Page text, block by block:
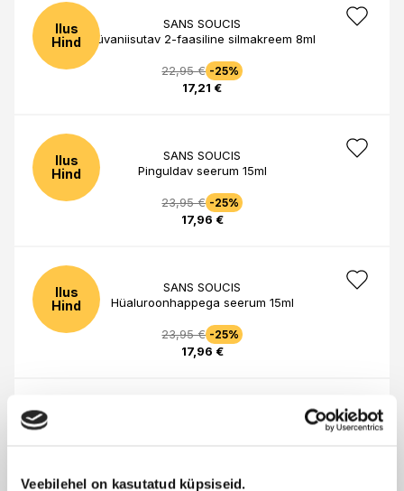
Veebilehel on kasutatud küpsiseid.
Ilus
Hind
SANS SOUCIS
Süvaniisutav 2-faasiline silmakreem 8ml
22,95 € -25%
17,21 €
Ilus
Hind
SANS SOUCIS
Pinguldav seerum 15ml
23,95 € -25%
17,96 €
Ilus
Hind
SANS SOUCIS
Hüaluroonhappega seerum 15ml
23,95 € -25%
17,96 €
17,96 €